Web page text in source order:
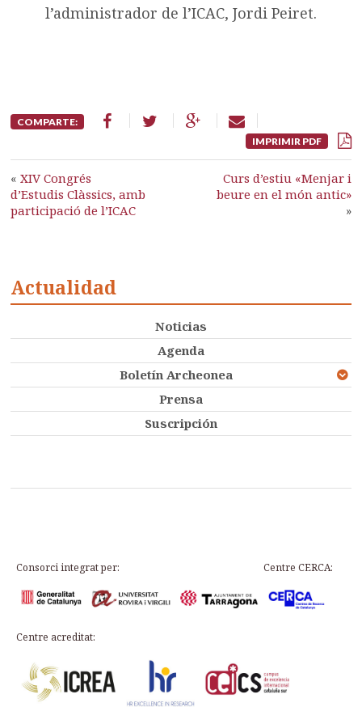
l’administrador de l’ICAC, Jordi Peiret.
COMPARTE:
IMPRIMIR PDF
«XIV Congrés
d’Estudis Clàssics, amb
participació de l’ICAC
Curs d’estiu «Menjar i
beure en el món antic»
»
Actualidad
Noticias
Agenda
Boletín Archeonea
Prensa
Suscripción
Consorci integrat per: Centre CERCA:
Centre acreditat: